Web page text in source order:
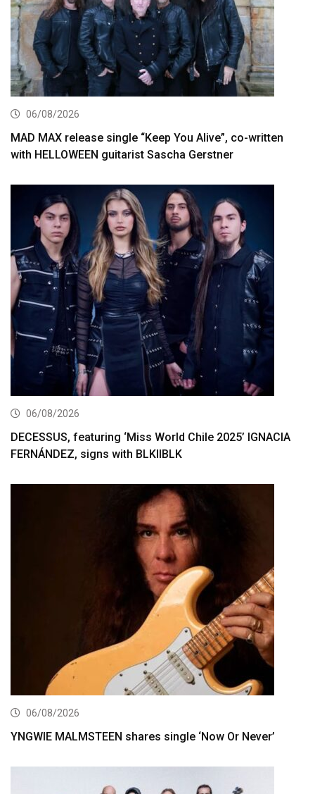
06/08/2026
MAD MAX release single “Keep You Alive”, co-written
with HELLOWEEN guitarist Sascha Gerstner
06/08/2026
DECESSUS, featuring ‘Miss World Chile 2025’ IGNACIA
FERNÁNDEZ, signs with BLKIIBLK
06/08/2026
YNGWIE MALMSTEEN shares single ‘Now Or Never’